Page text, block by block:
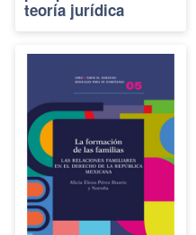
teoría jurídica